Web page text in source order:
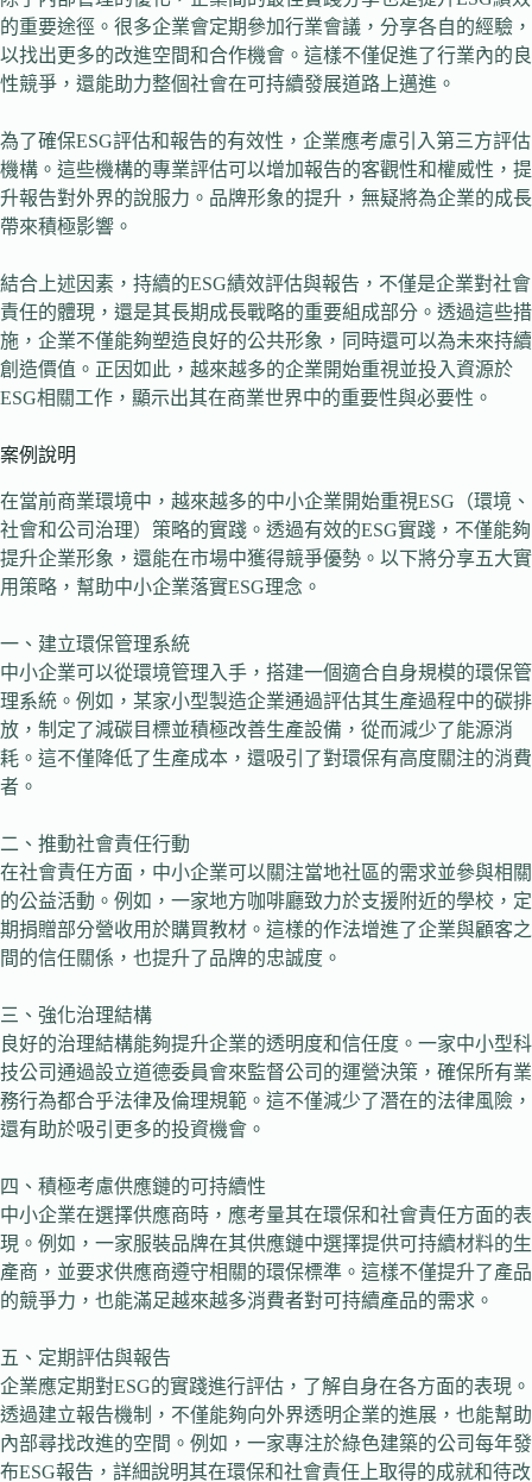
的重要途徑。很多企業會定期參加行業會議，分享各自的經驗，
以找出更多的改進空間和合作機會。這樣不僅促進了行業內的良
性競爭，還能助力整個社會在可持續發展道路上邁進。
為了確保ESG評估和報告的有效性，企業應考慮引入第三方評估
機構。這些機構的專業評估可以增加報告的客觀性和權威性，提
升報告對外界的說服力。品牌形象的提升，無疑將為企業的成長
帶來積極影響。
結合上述因素，持續的ESG績效評估與報告，不僅是企業對社會
責任的體現，還是其長期成長戰略的重要組成部分。透過這些措
施，企業不僅能夠塑造良好的公共形象，同時還可以為未來持續
創造價值。正因如此，越來越多的企業開始重視並投入資源於
ESG相關工作，顯示出其在商業世界中的重要性與必要性。
案例說明
在當前商業環境中，越來越多的中小企業開始重視ESG（環境、
社會和公司治理）策略的實踐。透過有效的ESG實踐，不僅能夠
提升企業形象，還能在市場中獲得競爭優勢。以下將分享五大實
用策略，幫助中小企業落實ESG理念。
一、建立環保管理系統
中小企業可以從環境管理入手，搭建一個適合自身規模的環保管
理系統。例如，某家小型製造企業通過評估其生產過程中的碳排
放，制定了減碳目標並積極改善生產設備，從而減少了能源消
耗。這不僅降低了生產成本，還吸引了對環保有高度關注的消費
者。
二、推動社會責任行動
在社會責任方面，中小企業可以關注當地社區的需求並參與相關
的公益活動。例如，一家地方咖啡廳致力於支援附近的學校，定
期捐贈部分營收用於購買教材。這樣的作法增進了企業與顧客之
間的信任關係，也提升了品牌的忠誠度。
三、強化治理結構
良好的治理結構能夠提升企業的透明度和信任度。一家中小型科
技公司通過設立道德委員會來監督公司的運營決策，確保所有業
務行為都合乎法律及倫理規範。這不僅減少了潛在的法律風險，
還有助於吸引更多的投資機會。
四、積極考慮供應鏈的可持續性
中小企業在選擇供應商時，應考量其在環保和社會責任方面的表
現。例如，一家服裝品牌在其供應鏈中選擇提供可持續材料的生
產商，並要求供應商遵守相關的環保標準。這樣不僅提升了產品
的競爭力，也能滿足越來越多消費者對可持續產品的需求。
五、定期評估與報告
企業應定期對ESG的實踐進行評估，了解自身在各方面的表現。
透過建立報告機制，不僅能夠向外界透明企業的進展，也能幫助
內部尋找改進的空間。例如，一家專注於綠色建築的公司每年發
布ESG報告，詳細說明其在環保和社會責任上取得的成就和待改